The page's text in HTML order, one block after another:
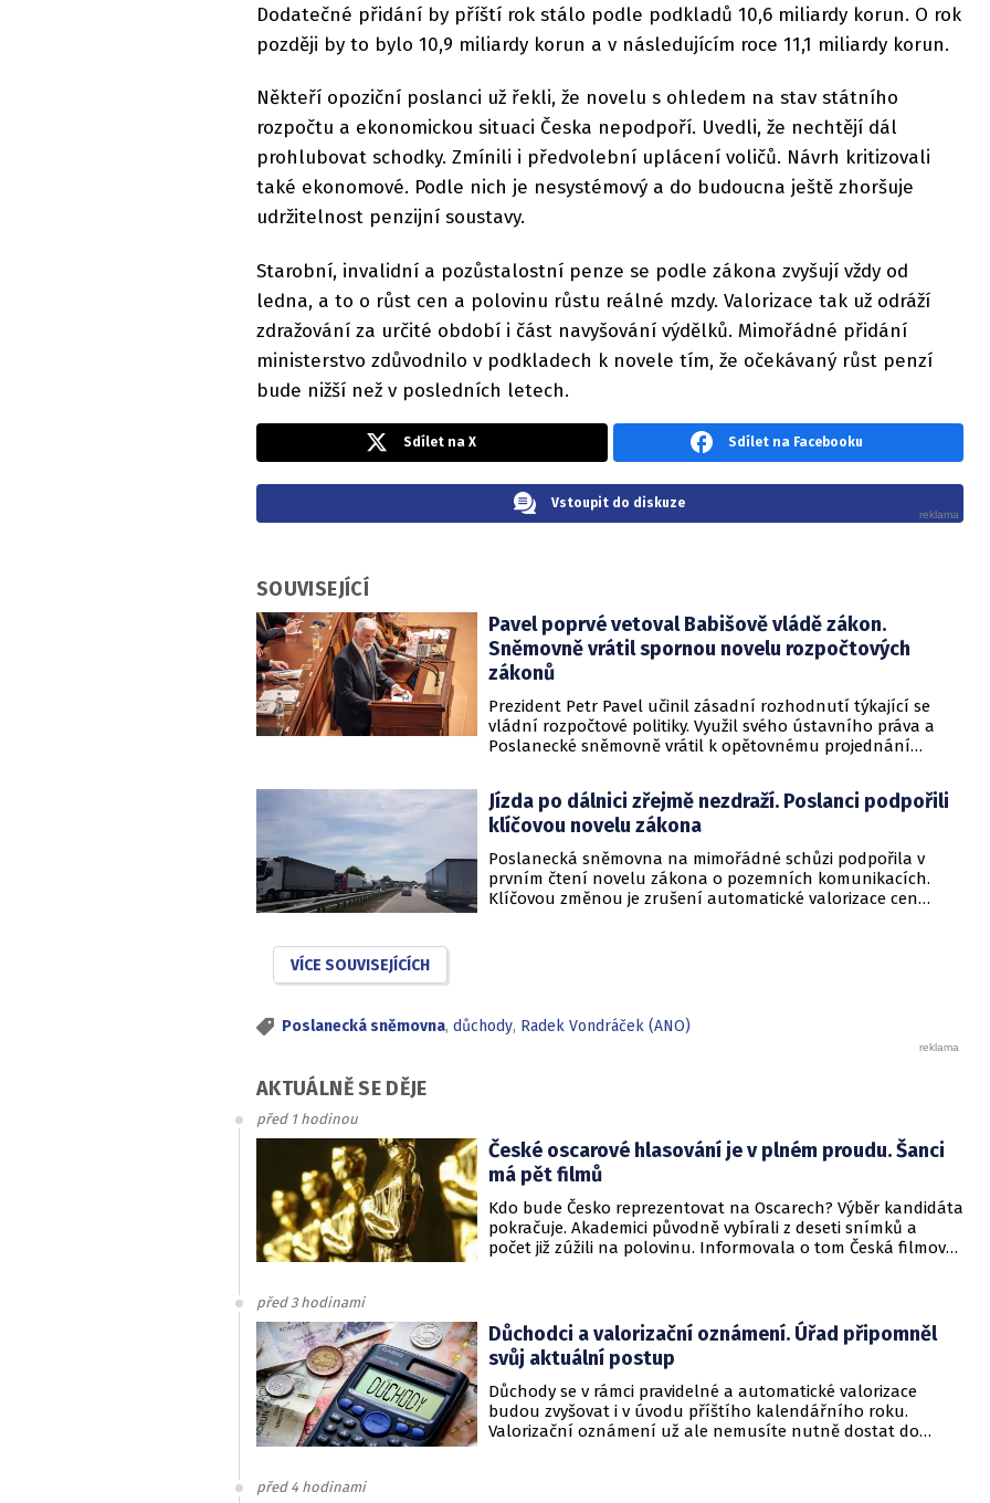
Dodatečné přidání by příští rok stálo podle podkladů 10,6 miliardy korun. O rok
později by to bylo 10,9 miliardy korun a v následujícím roce 11,1 miliardy korun.
Někteří opoziční poslanci už řekli, že novelu s ohledem na stav státního
rozpočtu a ekonomickou situaci Česka nepodpoří. Uvedli, že nechtějí dál
prohlubovat schodky. Zmínili i předvolební uplácení voličů. Návrh kritizovali
také ekonomové. Podle nich je nesystémový a do budoucna ještě zhoršuje
udržitelnost penzijní soustavy.
Starobní, invalidní a pozůstalostní penze se podle zákona zvyšují vždy od
ledna, a to o růst cen a polovinu růstu reálné mzdy. Valorizace tak už odráží
zdražování za určité období i část navyšování výdělků. Mimořádné přidání
ministerstvo zdůvodnilo v podkladech k novele tím, že očekávaný růst penzí
bude nižší než v posledních letech.
Sdílet na X Sdílet na Facebooku
Vstoupit do diskuze
SOUVISEJÍCÍ
Pavel poprvé vetoval Babišově vládě zákon.
Sněmovně vrátil spornou novelu rozpočtových
zákonů
Prezident Petr Pavel učinil zásadní rozhodnutí týkající se
vládní rozpočtové politiky. Využil svého ústavního práva a
Poslanecké sněmovně vrátil k opětovnému projednání
Jízda po dálnici zřejmě nezdraží. Poslanci podpořili
klíčovou novelu zákona
Poslanecká sněmovna na mimořádné schůzi podpořila v
prvním čtení novelu zákona o pozemních komunikacích.
Klíčovou změnou je zrušení automatické valorizace cen
VÍCE SOUVISEJÍCÍCH
Poslanecká sněmovna, důchody, Radek Vondráček (ANO)
AKTUÁLNĚ SE DĚJE
před 1 hodinou
České oscarové hlasování je v plném proudu. Šanci
má pět filmů
Kdo bude Česko reprezentovat na Oscarech? Výběr kandidáta
pokračuje. Akademici původně vybírali z deseti snímků a
počet již zúžili na polovinu. Informovala o tom Česká filmová
před 3 hodinami
Důchodci a valorizační oznámení. Úřad připomněl
svůj aktuální postup
Důchody se v rámci pravidelné a automatické valorizace
budou zvyšovat i v úvodu příštího kalendářního roku.
Valorizační oznámení už ale nemusíte nutně dostat do
před 4 hodinami